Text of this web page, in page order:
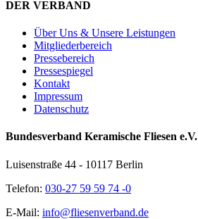
DER VERBAND
Über Uns & Unsere Leistungen
Mitgliederbereich
Pressebereich
Pressespiegel
Kontakt
Impressum
Datenschutz
Bundesverband Keramische Fliesen e.V.
Luisenstraße 44 - 10117 Berlin
Telefon: 030-27 59 59 74 -0
E-Mail: info@fliesenverband.de